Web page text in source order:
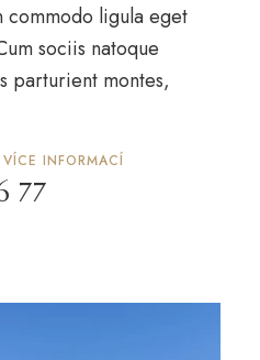
ligula eget
sociis natoque
parturient montes,
INFORMACÍ
77